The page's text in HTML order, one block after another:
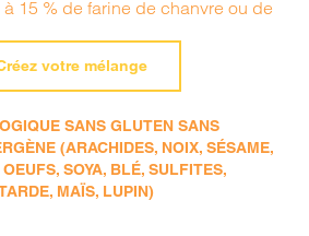
à 15 % de farine de chanvre ou de
votre mélange
SANS GLUTEN SANS
(ARACHIDES, NOIX, SÉSAME,
SOYA, BLÉ, SULFITES,
MAÏS, LUPIN)